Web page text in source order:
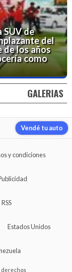
SUV de
del
de los años
como
GALERIAS
Vendé tu auto
y condiciones
RSS
Estados Unidos
derechos